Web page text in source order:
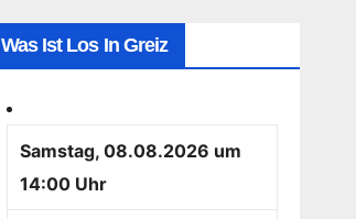
Was Ist Los In Greiz
Samstag, 08.08.2026 um
14:00 Uhr